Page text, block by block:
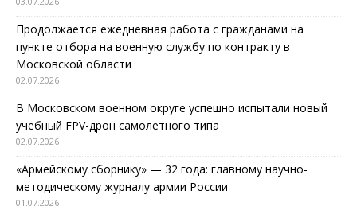
Продолжается ежедневная работа с гражданами на
пункте отбора на военную службу по контракту в
Московской области
02.07.2026
В Московском военном округе успешно испытали новый
учебный FPV-дрон самолетного типа
02.07.2026
«Армейскому сборнику» — 32 года: главному научно-
методическому журналу армии России
01.07.2026